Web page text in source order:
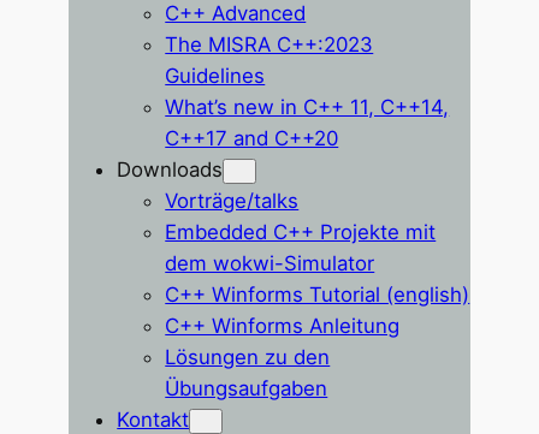
C++ Advanced
The MISRA C++:2023
Guidelines
What’s new in C++ 11, C++14,
C++17 and C++20
Downloads
Vorträge/talks
Embedded C++ Projekte mit
dem wokwi-Simulator
C++ Winforms Tutorial (english)
C++ Winforms Anleitung
Lösungen zu den
Übungsaufgaben
Kontakt